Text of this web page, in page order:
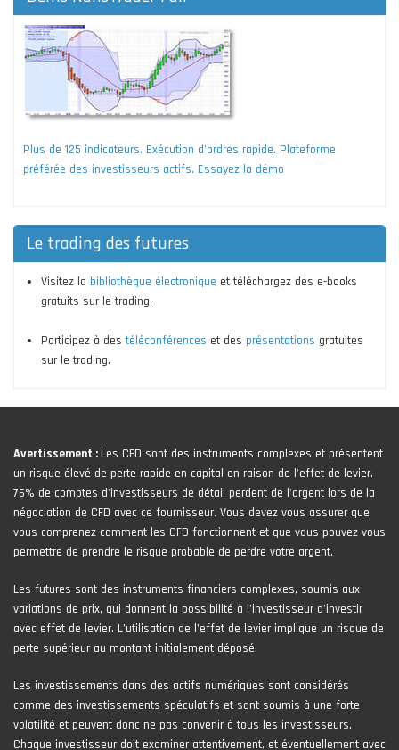
Plus de 125 indicateurs. Exécution d'ordres rapide. Plateforme
préférée des investisseurs actifs. Essayez la démo
Le trading des futures
Visitez la bibliothèque électronique et téléchargez des e-books
gratuits sur le trading.
Participez à destéléconférences et des présentations gratuites
sur le trading.
Avertissement : Les CFD sont des instruments complexes et présentent
un risque élevé de perte rapide en capital en raison de l'effet de levier.
76% de comptes d'investisseurs de détail perdent de l'argent lors de la
négociation de CFD avec ce fournisseur. Vous devez vous assurer que
vous comprenez comment les CFD fonctionnent et que vous pouvez vous
permettre de prendre le risque probable de perdre votre argent.
Les futures sont des instruments financiers complexes, soumis aux
variations de prix, qui donnent la possibilité à l’investisseur d’investir
avec effet de levier. L’utilisation de l’effet de levier implique un risque de
perte supérieur au montant initialement déposé.
Les investissements dans des actifs numériques sont considérés
comme des investissements spéculatifs et sont soumis à une forte
volatilité et peuvent donc ne pas convenir à tous les investisseurs.
Chaque investisseur doit examiner attentivement, et éventuellement avec